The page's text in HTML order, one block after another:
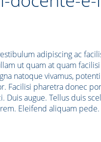
adipiscing ac
ut quam at quam
natoque vivamus,
Facilisi pharetra donec
Duis augue. Tellus duis
Eleifend aliquam pede.